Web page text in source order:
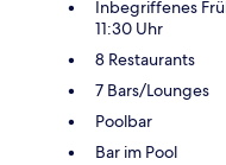
Inbegriffenes
11:30 Uhr
8 Restaurants
7 Bars/Lounges
Poolbar
Bar im Pool